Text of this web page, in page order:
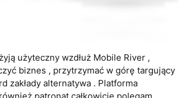
użyteczny wzdłuż Mobile River ,
biznes , przytrzymać w górę targujący
zakłady alternatywa . Platforma
patronat całkowicie polegam